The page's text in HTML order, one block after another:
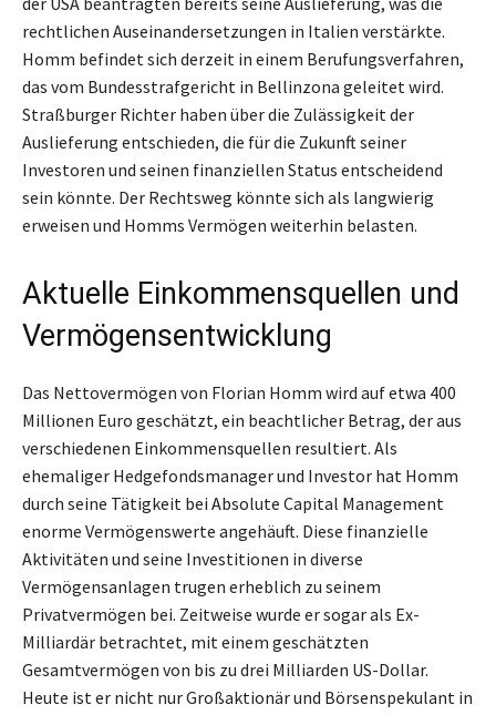
rechtlichen Auseinandersetzungen in Italien verstärkte.
Homm befindet sich derzeit in einem Berufungsverfahren,
das vom Bundesstrafgericht in Bellinzona geleitet wird.
Straßburger Richter haben über die Zulässigkeit der
Auslieferung entschieden, die für die Zukunft seiner
Investoren und seinen finanziellen Status entscheidend
sein könnte. Der Rechtsweg könnte sich als langwierig
erweisen und Homms Vermögen weiterhin belasten.
Aktuelle Einkommensquellen und
Vermögensentwicklung
Das Nettovermögen von Florian Homm wird auf etwa 400
Millionen Euro geschätzt, ein beachtlicher Betrag, der aus
verschiedenen Einkommensquellen resultiert. Als
ehemaliger Hedgefondsmanager und Investor hat Homm
durch seine Tätigkeit bei Absolute Capital Management
enorme Vermögenswerte angehäuft. Diese finanzielle
Aktivitäten und seine Investitionen in diverse
Vermögensanlagen trugen erheblich zu seinem
Privatvermögen bei. Zeitweise wurde er sogar als Ex-
Milliardär betrachtet, mit einem geschätzten
Gesamtvermögen von bis zu drei Milliarden US-Dollar.
Heute ist er nicht nur Großaktionär und Börsenspekulant in